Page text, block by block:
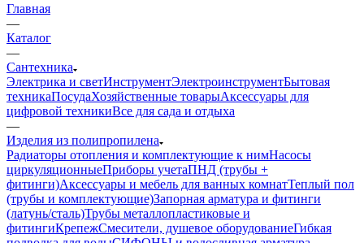
Главная
—
Каталог
—
Сантехника
Электрика и светИнструментЭлектроинструментБытовая
техникаПосудаХозяйственные товарыАксессуары для
цифровой техникиВсе для сада и отдыха
—
Изделия из полипропилена
Радиаторы отопления и комплектующие к нимНасосы
циркуляционныеПриборы учетаПНД (трубы +
фитинги)Аксессуары и мебель для ванных комнатТеплый пол
(трубы и комплектующие)Запорная арматура и фитинги
(латунь/сталь)Трубы металлопластиковые и
фитингиКрепежСмесители, душевое оборудованиеГибкая